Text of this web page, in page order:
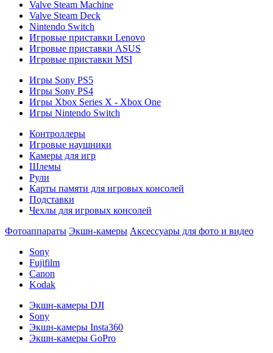
Valve Steam Machine
Valve Steam Deck
Nintendo Switch
Игровые приставки Lenovo
Игровые приставки ASUS
Игровые приставки MSI
Игры Sony PS5
Игры Sony PS4
Игры Xbox Series X - Xbox One
Игры Nintendo Switch
Контроллеры
Игровые наушники
Камеры для игр
Шлемы
Рули
Карты памяти для игровых консолей
Подставки
Чехлы для игровых консолей
Фотоаппараты Экшн-камеры Аксессуары для фото и видео
Sony
Fujifilm
Canon
Kodak
Экшн-камеры DJI
Sony
Экшн-камеры Insta360
Экшн-камеры GoPro